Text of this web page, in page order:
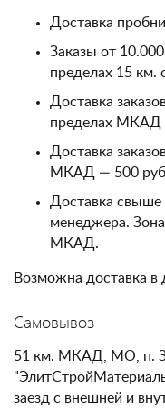
Доставка
Заказы от
пределах 15
Доставка
пределах МКАД
Доставка
МКАД — 500
Доставка
менеджера.
МКАД.
Возможна доставка в
Самовывоз
51 км. МКАД, МО, п.
заезд с внешней и